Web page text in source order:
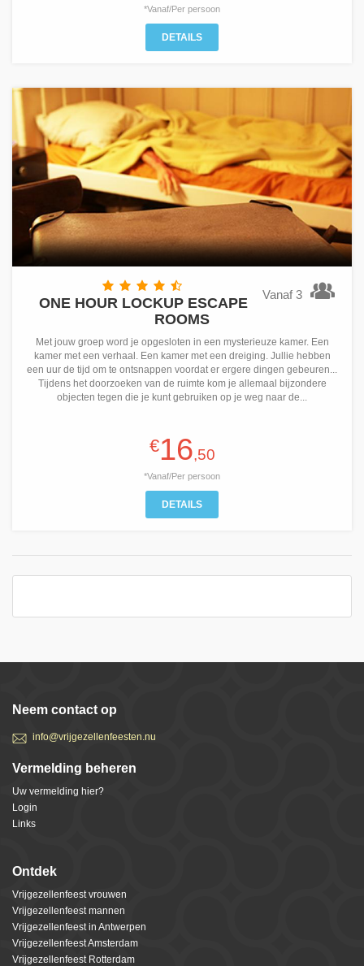
*Vanaf/Per persoon
DETAILS
Vanaf 3
ONE HOUR LOCKUP ESCAPE
ROOMS
Met jouw groep word je opgesloten in een mysterieuze kamer. Een
kamer met een verhaal. Een kamer met een dreiging. Jullie hebben
een uur de tijd om te ontsnappen voordat er ergere dingen gebeuren...
Tijdens het doorzoeken van de ruimte kom je allemaal bijzondere
objecten tegen die je kunt gebruiken op je weg naar de...
€16,50
*Vanaf/Per persoon
DETAILS
Neem contact op
info@vrijgezellenfeesten.nu
Vermelding beheren
Uw vermelding hier?
Login
Links
Ontdek
Vrijgezellenfeest vrouwen
Vrijgezellenfeest mannen
Vrijgezellenfeest in Antwerpen
Vrijgezellenfeest Amsterdam
Vrijgezellenfeest Rotterdam